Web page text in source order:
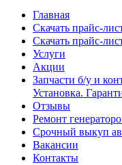
Главная
Скачать прайс-
Скачать прайс-
Услуги
Акции
Запчасти б/у и
Установка.
Отзывы
Ремонт
Cрочный выкуп
Вакансии
Контакты